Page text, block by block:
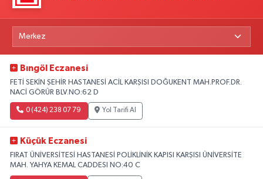
Bıngöl Eczanesi
FETİ SEKİN ŞEHİR HASTANESİ ACİL KARŞISI DOĞUKENT MAH.PROF.DR.
NACİ GÖRÜR BLV.NO:62 D
0 (424) 238 07 79 Yol Tarifi Al
Küçük Eczanesi
FIRAT ÜNİVERSİTESİ HASTANESİ POLİKLİNİK KAPISI KARŞISI ÜNİVERSİTE
MAH. YAHYA KEMAL CADDESI NO:40 C